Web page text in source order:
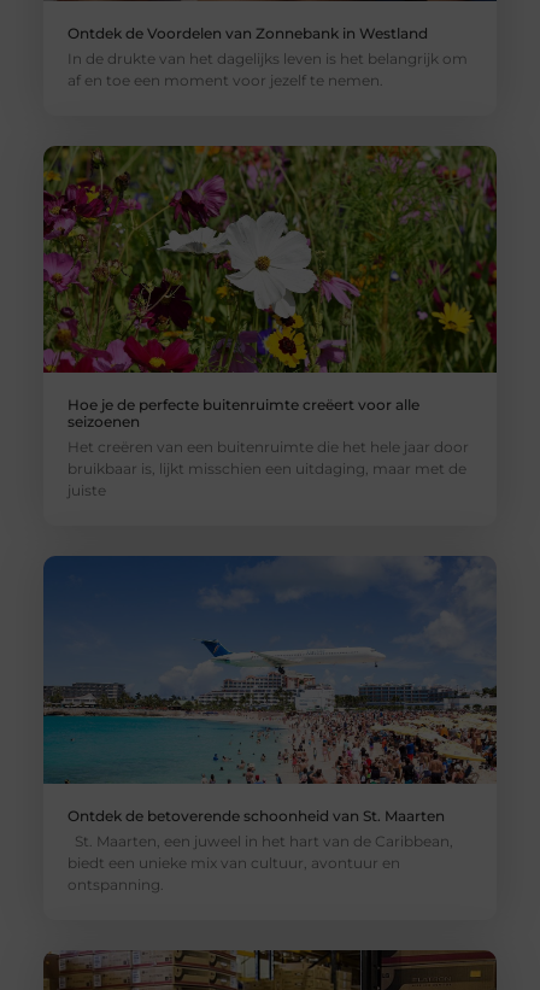
Ontdek de Voordelen van Zonnebank in Westland
In de drukte van het dagelijks leven is het belangrijk om
af en toe een moment voor jezelf te nemen.
Hoe je de perfecte buitenruimte creëert voor alle
seizoenen
Het creëren van een buitenruimte die het hele jaar door
bruikbaar is, lijkt misschien een uitdaging, maar met de
juiste
Ontdek de betoverende schoonheid van St. Maarten
St. Maarten, een juweel in het hart van de Caribbean,
biedt een unieke mix van cultuur, avontuur en
ontspanning.